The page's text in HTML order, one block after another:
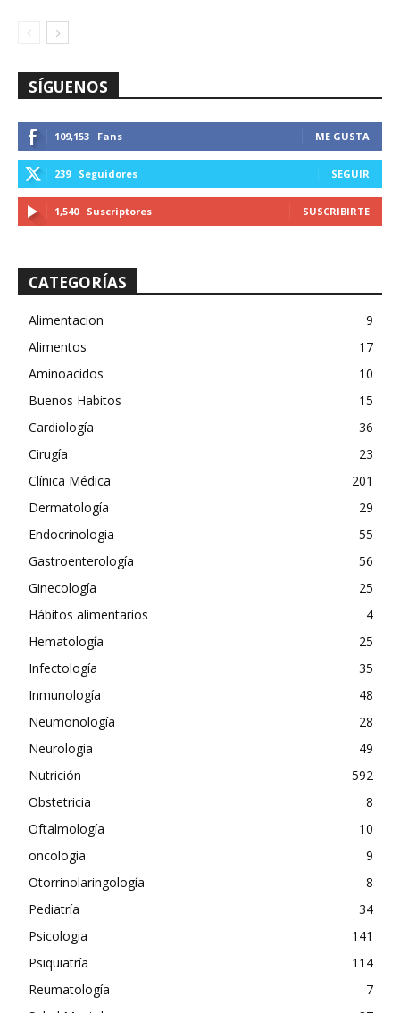
SÍGUENOS
109,153 Fans ME GUSTA
239 Seguidores SEGUIR
1,540 Suscriptores SUSCRIBIRTE
CATEGORÍAS
Alimentacion
9
Alimentos
17
Aminoacidos
10
Buenos Habitos
15
Cardiología
36
Cirugía
23
Clínica Médica
201
Dermatología
29
Endocrinologia
55
Gastroenterología
56
Ginecología
25
Hábitos alimentarios
4
Hematología
25
Infectología
35
Inmunología
48
Neumonología
28
Neurologia
49
Nutrición
592
Obstetricia
8
Oftalmología
10
oncologia
9
Otorrinolaringología
8
Pediatría
34
Psicologia
141
Psiquiatría
114
Reumatología
7